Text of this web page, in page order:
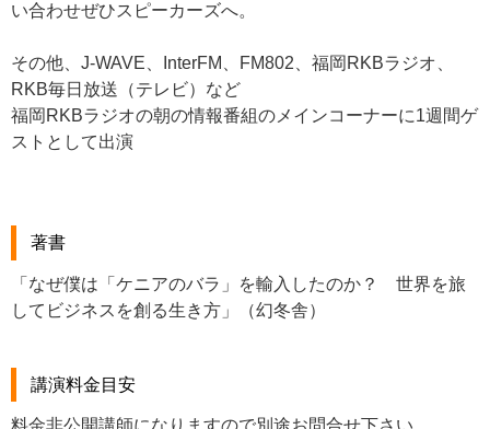
い合わせぜひスピーカーズへ。
その他、J-WAVE、InterFM、FM802、福岡RKBラジオ、
RKB毎日放送（テレビ）など
福岡RKBラジオの朝の情報番組のメインコーナーに1週間ゲ
ストとして出演
著書
「なぜ僕は「ケニアのバラ」を輸入したのか？ 世界を旅
してビジネスを創る生き方」（幻冬舎）
講演料金目安
料金非公開講師になりますので別途お問合せ下さい。